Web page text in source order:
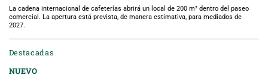
La cadena internacional de cafeterías abrirá un local de 200 m² dentro del paseo
comercial. La apertura está prevista, de manera estimativa, para mediados de
2027.
Destacadas
NUEVO